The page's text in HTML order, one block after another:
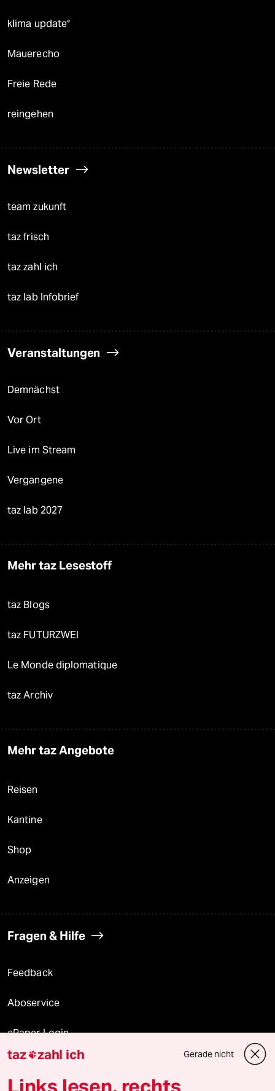
klima update°
Mauerecho
Freie Rede
reingehen
Newsletter
team zukunft
taz frisch
taz zahl ich
taz lab Infobrief
Veranstaltungen
Demnächst
Vor Ort
Live im Stream
Vergangene
taz lab 2027
Mehr taz Lesestoff
taz Blogs
taz FUTURZWEI
Le Monde diplomatique
taz Archiv
Mehr taz Angebote
Reisen
Kantine
Shop
Anzeigen
Fragen & Hilfe
Feedback
Aboservice
ePaper Login
Downloads für Abonnierende
taz zahl ich Gerade nicht